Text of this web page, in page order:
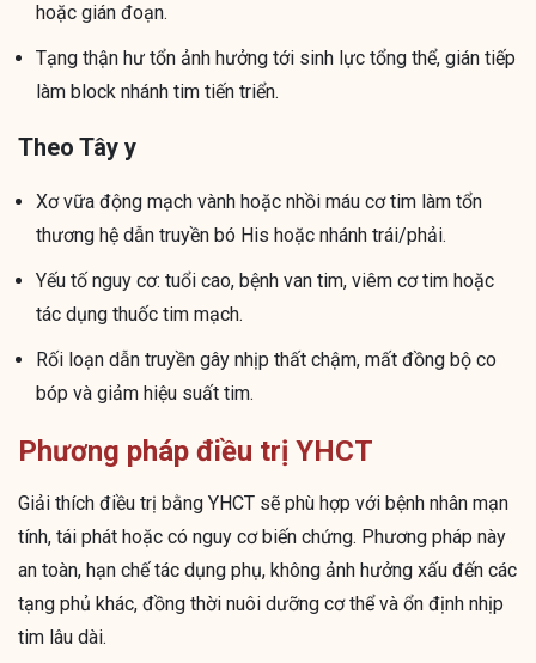
hoặc gián đoạn.
Tạng thận hư tổn ảnh hưởng tới sinh lực tổng thể, gián tiếp
làm block nhánh tim tiến triển.
Theo Tây y
Xơ vữa động mạch vành hoặc nhồi máu cơ tim làm tổn
thương hệ dẫn truyền bó His hoặc nhánh trái/phải.
Yếu tố nguy cơ: tuổi cao, bệnh van tim, viêm cơ tim hoặc
tác dụng thuốc tim mạch.
Rối loạn dẫn truyền gây nhịp thất chậm, mất đồng bộ co
bóp và giảm hiệu suất tim.
Phương pháp điều trị YHCT
Giải thích điều trị bằng YHCT sẽ phù hợp với bệnh nhân mạn
tính, tái phát hoặc có nguy cơ biến chứng. Phương pháp này
an toàn, hạn chế tác dụng phụ, không ảnh hưởng xấu đến các
tạng phủ khác, đồng thời nuôi dưỡng cơ thể và ổn định nhịp
tim lâu dài.